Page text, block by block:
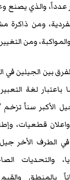
عدداً، والذي يصنع
ومن ذاكرة
ومن التغيير
بين الجيلين
باعتبار لغة
الأكبر سناً تزخم
قطعيات،
في الطرف الأخر
والتحديات
بالمنطق والقيم